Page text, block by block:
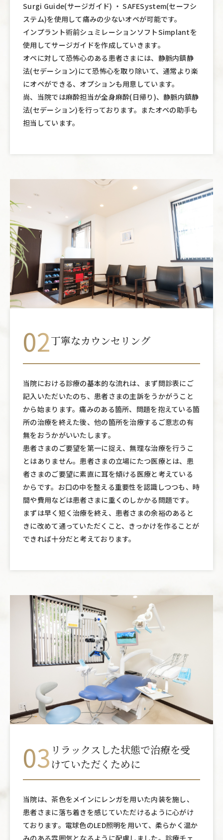
Surgi Guide(サージガイド) ・ SAFESystem(セーフシ
ステム)を使用して痛みの少ないオペが可能です。
インプラント術前シュミレーションソフトSimplantを
使用してサージガイドを作成していきます。
オペに対して恐怖心のある患者さまには、静脈内鎮静
法(セデーション)にて恐怖心を取り除いて、 通常より楽
にオペができる、オプションも用意しています。
尚、当院では麻酔担当が全身麻酔(日帰り)、静脈内鎮静
法(セデーション)を行っております。またオペの助手も
担当しています。
02丁寧なカウンセリング
当院における診療の基本的な流れは、まず問診表にご
記入いただいたのち、患者さまの主訴をうかがうこと
から始まります。痛みのある箇所、問題を抱えている箇
所の治療を終えた後、他の箇所を治療するご意志の有
無をおうかがいいたします。
患者さまのご要望を第一に捉え、無理な治療を行うこ
とはありません。患者さまの立場にたつ医療とは、患
者さまのご要望に素直に耳を傾ける医療と考えている
からです。お口の中を整える重要性を認識しつつも、時
間や費用などは患者さまに重くのしかかる問題です。
まずは早く短く治療を終え、患者さまの余裕のあると
きに改めて通っていただくこと、きっかけを作ることが
できれば十分だと考えております。
03 リラックスした状態で治療を受
けていただくために
当院は、茶色をメインにレンガを用いた内装を施し、
患者さまに落ち着きを感じていただけるように心がけ
ております。電球色のLED照明を用いて、柔らかく温か
みのある雰囲気となるように配慮しました。診療チェ